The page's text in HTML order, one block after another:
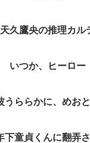
天久鷹央の推理カル
いつか、ヒーロー